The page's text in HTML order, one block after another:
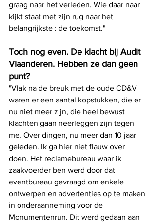
graag naar het verleden. Wie daar naar
kijkt staat met zijn rug naar het
belangrijkste : de toekomst."
Toch nog even. De klacht bij Audit
Vlaanderen. Hebben ze dan geen
punt?
"Vlak na de breuk met de oude CD&V
waren er een aantal kopstukken, die er
nu niet meer zijn, die heel bewust
klachten gaan neerleggen zijn tegen
me. Over dingen, nu meer dan 10 jaar
geleden. Ik ga hier niet flauw over
doen. Het reclamebureau waar ik
zaakvoerder ben werd door dat
eventbureau gevraagd om enkele
ontwerpen en advertenties op te maken
in onderaanneming voor de
Monumentenrun. Dit werd gedaan aan